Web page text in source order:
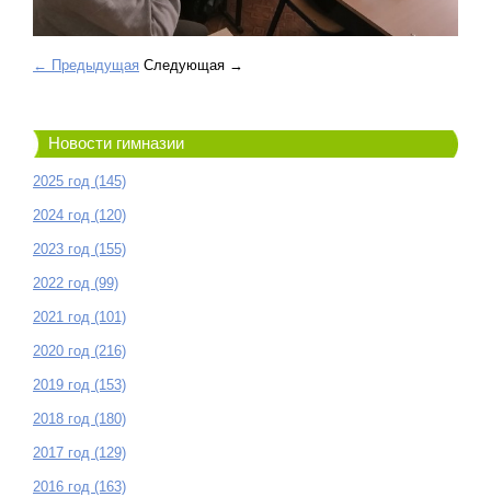
← Предыдущая Следующая →
Новости гимназии
2025 год (145)
2024 год (120)
2023 год (155)
2022 год (99)
2021 год (101)
2020 год (216)
2019 год (153)
2018 год (180)
2017 год (129)
2016 год (163)